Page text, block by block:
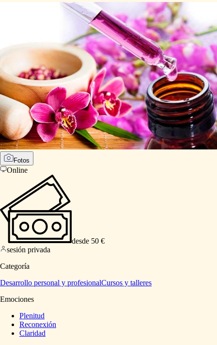
Fotos
Online
desde 50 €
sesión privada
Categoría
Desarrollo personal y profesionalCursos y talleres
Emociones
Plenitud
Reconexión
Claridad